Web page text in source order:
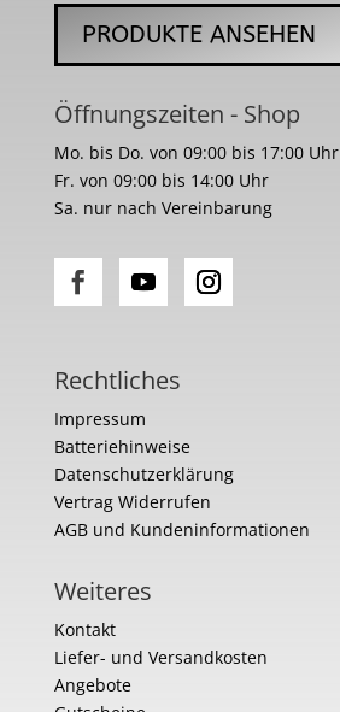
PRODUKTE ANSEHEN
Öffnungszeiten - Shop
Mo. bis Do. von 09:00 bis 17:00 Uhr
Fr. von 09:00 bis 14:00 Uhr
Sa. nur nach Vereinbarung
Rechtliches
Impressum
Batteriehinweise
Datenschutzerklärung
Vertrag Widerrufen
AGB und Kundeninformationen
Weiteres
Kontakt
Liefer- und Versandkosten
Angebote